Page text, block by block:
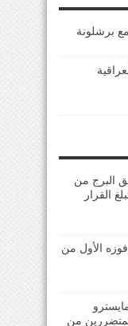
برشلونة
البرج من
القرار
الأول من
من